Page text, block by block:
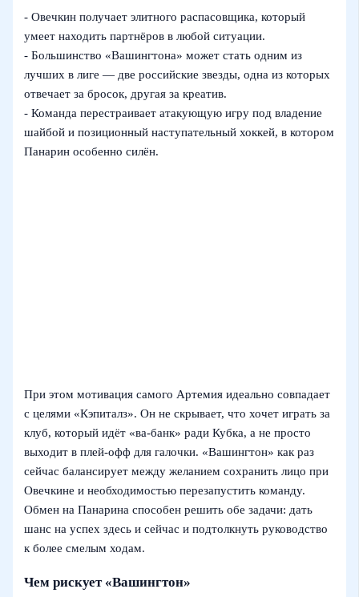
- Овечкин получает элитного распасовщика, который
умеет находить партнёров в любой ситуации.
- Большинство «Вашингтона» может стать одним из
лучших в лиге — две российские звезды, одна из которых
отвечает за бросок, другая за креатив.
- Команда перестраивает атакующую игру под владение
шайбой и позиционный наступательный хоккей, в котором
Панарин особенно силён.
При этом мотивация самого Артемия идеально совпадает
с целями «Кэпиталз». Он не скрывает, что хочет играть за
клуб, который идёт «ва-банк» ради Кубка, а не просто
выходит в плей-офф для галочки. «Вашингтон» как раз
сейчас балансирует между желанием сохранить лицо при
Овечкине и необходимостью перезапустить команду.
Обмен на Панарина способен решить обе задачи: дать
шанс на успех здесь и сейчас и подтолкнуть руководство
к более смелым ходам.
Чем рискует «Вашингтон»